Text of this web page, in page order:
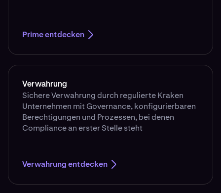
Prime entdecken
Verwahrung
Sichere Verwahrung durch regulierte Kraken
Unternehmen mit Governance, konfigurierbaren
Berechtigungen und Prozessen, bei denen
Compliance an erster Stelle steht
Verwahrung entdecken